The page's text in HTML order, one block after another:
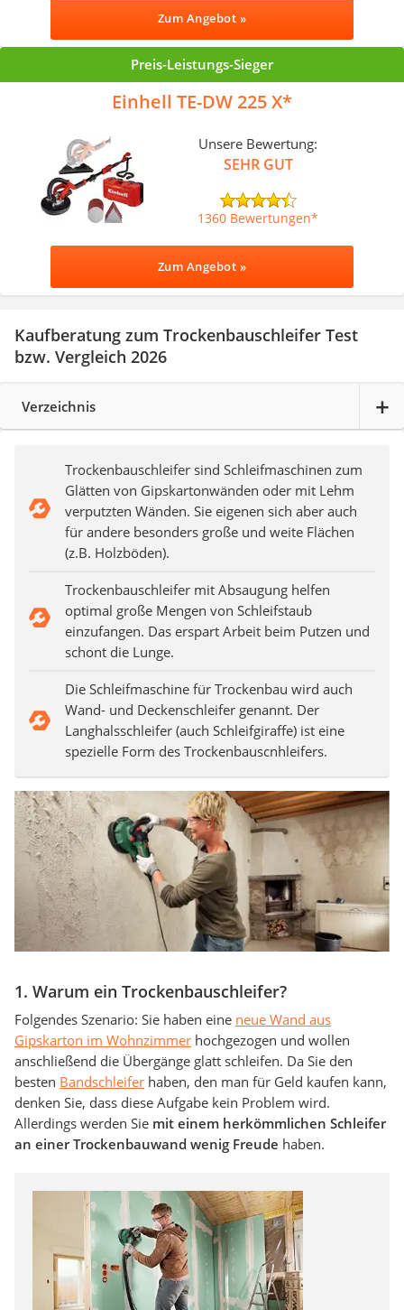
Zum Angebot »
Preis-Leistungs-Sieger
Einhell TE-DW 225 X
Unsere Bewertung:
SEHR GUT
1360 Bewertungen
Zum Angebot »
Kaufberatung zum Trockenbauschleifer Test
bzw. Vergleich 2026
Verzeichnis
Trockenbauschleifer sind Schleifmaschinen zum
Glätten von Gipskartonwänden oder mit Lehm
verputzten Wänden. Sie eigenen sich aber auch
für andere besonders große und weite Flächen
(z.B. Holzböden).
Trockenbauschleifer mit Absaugung helfen
optimal große Mengen von Schleifstaub
einzufangen. Das erspart Arbeit beim Putzen und
schont die Lunge.
Die Schleifmaschine für Trockenbau wird auch
Wand- und Deckenschleifer genannt. Der
Langhalsschleifer (auch Schleifgiraffe) ist eine
spezielle Form des Trockenbauscnhleifers.
1. Warum ein Trockenbauschleifer?
Folgendes Szenario: Sie haben eine neue Wand aus
Gipskarton im Wohnzimmer hochgezogen und wollen
anschließend die Übergänge glatt schleifen. Da Sie den
besten Bandschleifer haben, den man für Geld kaufen kann,
denken Sie, dass diese Aufgabe kein Problem wird.
Allerdings werden Sie mit einem herkömmlichen Schleifer
an einer Trockenbauwand wenig Freude haben.